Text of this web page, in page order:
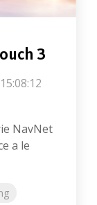
3
NavNet
a le